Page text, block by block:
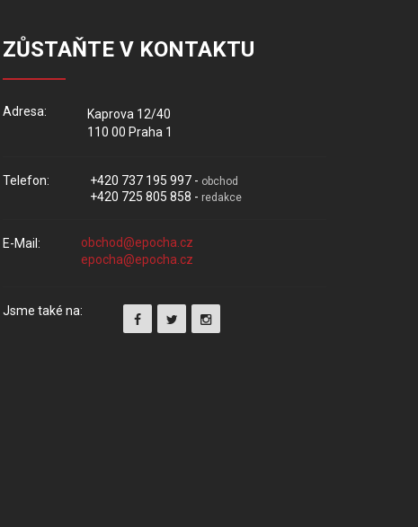
ZŮSTAŇTE V KONTAKTU
Adresa:
Kaprova 12/40
110 00 Praha 1
Telefon: +420 737 195 997 - obchod
+420 725 805 858 - redakce
E-Mail:
Jsme také na: